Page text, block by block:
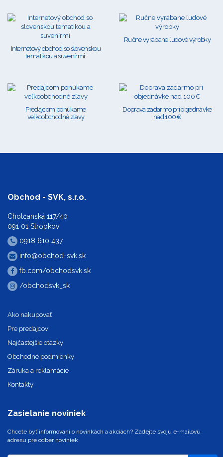
Internetový obchod so slovenskou
tematikou a suvenírmi.
Ručne vyrábane ľudové výrobky
Predajcom ponúkame
veľkoobchodné zľavy
Doprava zadarmo pri objednávke
nad 100€
Obchod - SVK, s.r.o.
Chotčanská 117/40
091 01 Stropkov
0918 610 437
info@obchod-svk.sk
fb.com/obchodsvk.sk
/obchodsvk_sk
Ako nakupovať
Pre predajcov
Najčastejšie otázky
Obchodné podmienky
Záruka a reklamácie
Kontakty
Zasielanie noviniek
Chcete byť informovaní o novinkách a akciách? Zadejte svoju e-mailovú
adresu pre odber noviniek.